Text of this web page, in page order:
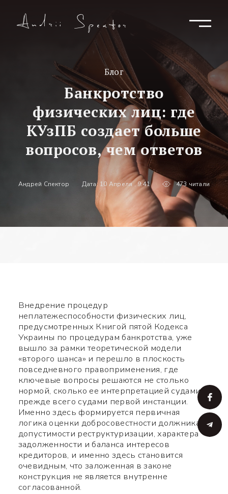
Блог
Банкротство
физических лиц: где
КУзПБ создает больше
вопросов, чем ответов
Андрей Спектор Дата: 10 Апреля , 9:41 473 читали
Внедрение процедур
неплатежеспособности физических лиц,
предусмотренных Книгой пятой Кодекса
Украины по процедурам банкротства, уже
вышло за рамки теоретической модели
«второго шанса» и перешло в плоскость
повседневного правоприменения, где
ключевые вопросы решаются не столько
нормой, сколько ее интерпретацией судами,
прежде всего судами первой инстанции.
Именно здесь формируется первичная
логика оценки добросовестности должника,
допустимости реструктуризации, характера
задолженности и баланса интересов
кредиторов, и именно здесь становится
очевидным, что заложенная в законе
конструкция не является внутренне
согласованной.